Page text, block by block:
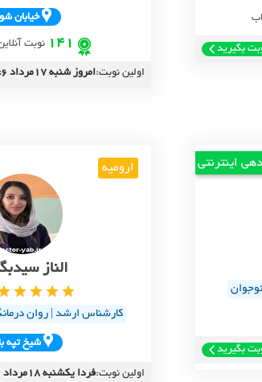
بگیرید
خيابان
141 نوبت
اولین نوبت:امروز شنبه 17مرداد 6عصر
اینترنتی
بگیرید
ارومیه
الناز
کارشناس ارشد | روان
شيخ تپه
اولین نوبت:فردا یکشنبه 18مرداد 12ظهر